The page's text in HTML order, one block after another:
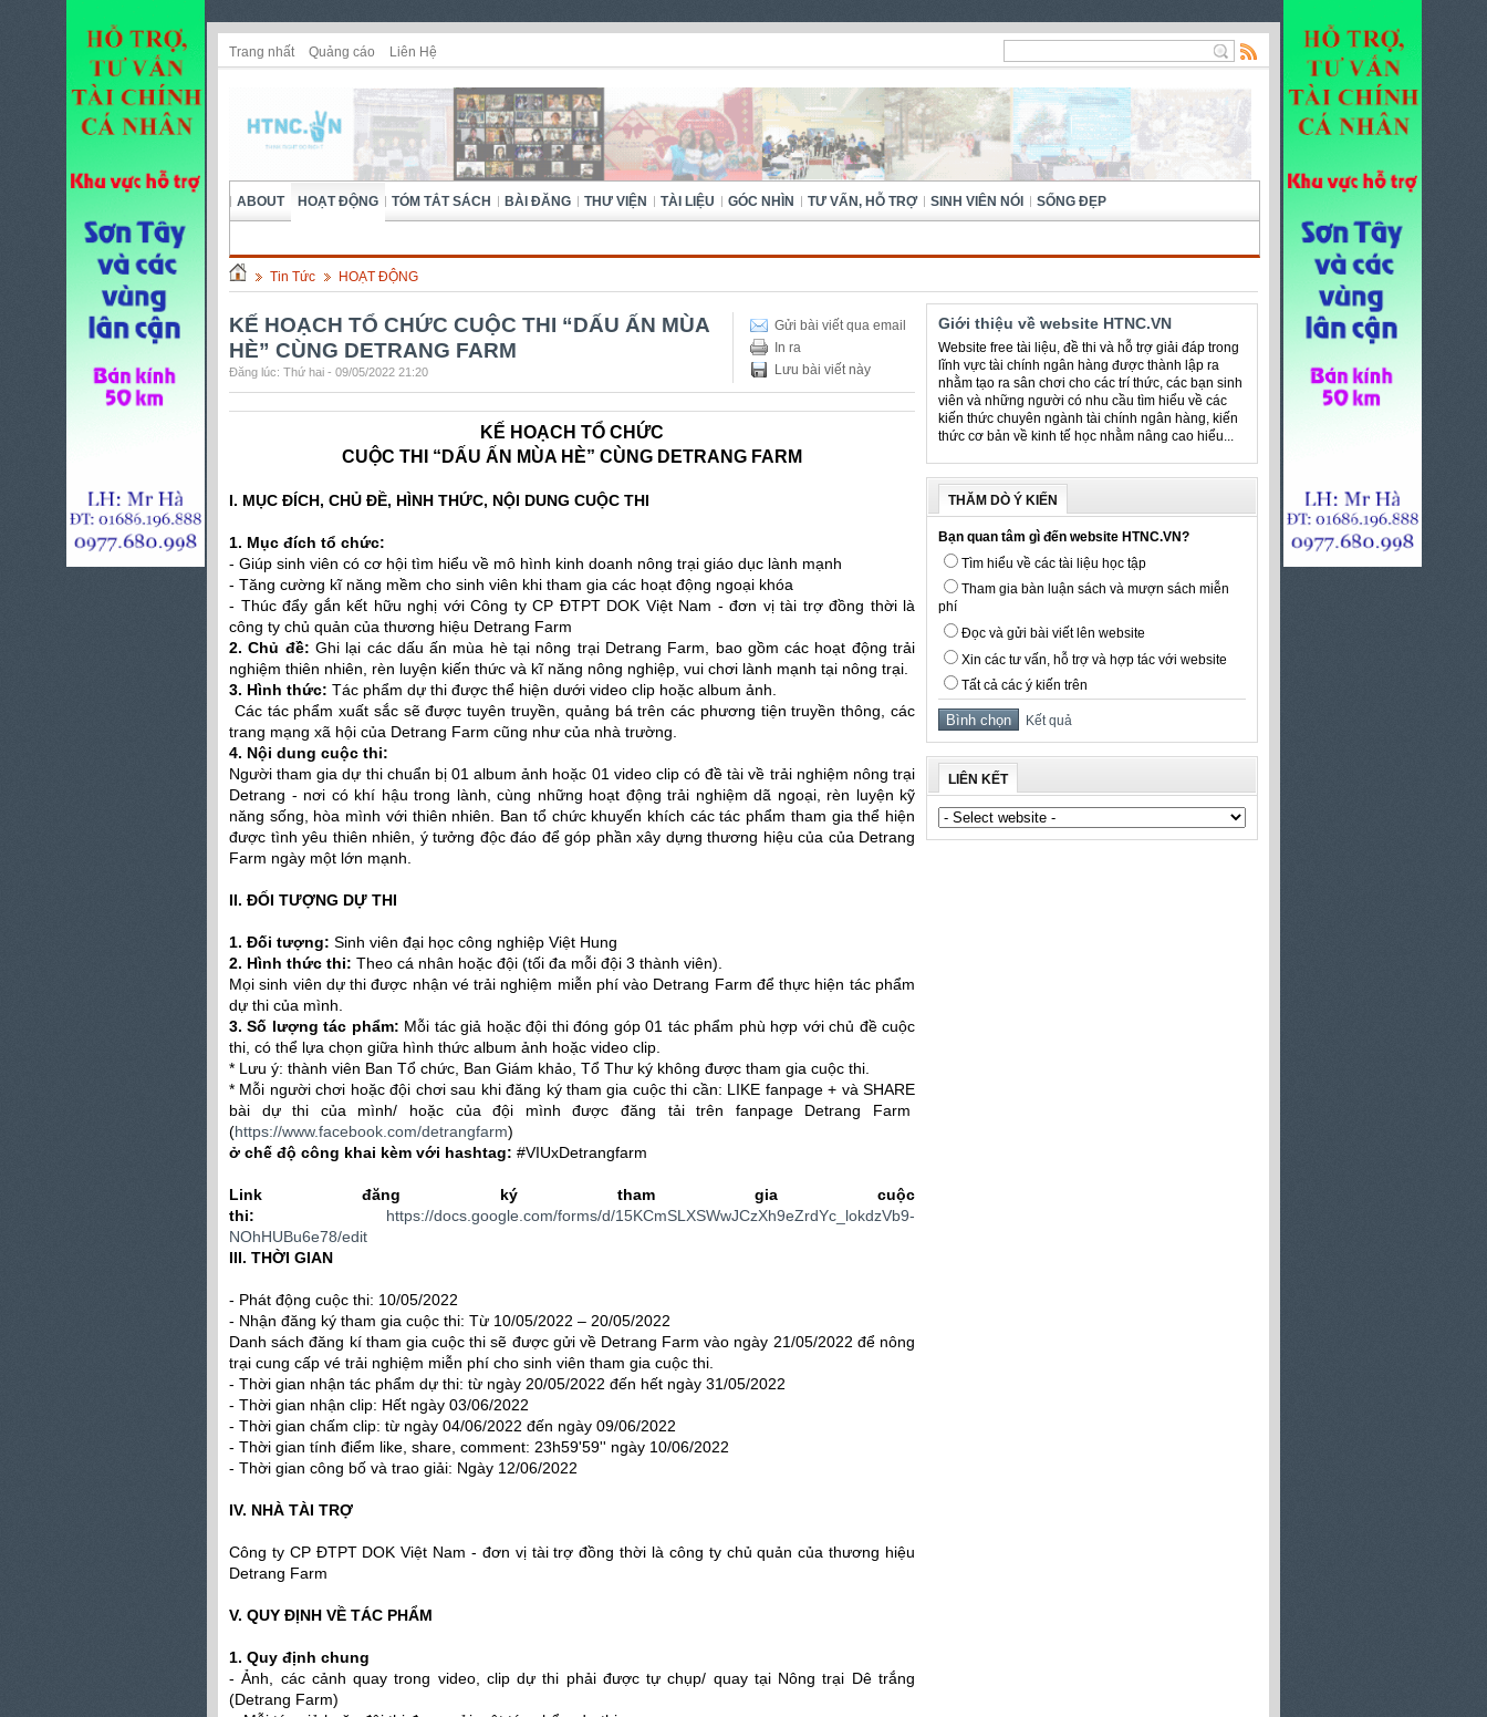
Trang nhất Quảng cáo Liên Hệ
ABOUT HOẠT ĐỘNG TÓM TẮT SÁCH BÀI ĐĂNG THƯ VIỆN TÀI LIỆU GÓC NHÌN TƯ VẤN, HỖ TRỢ SINH VIÊN NÓI SỐNG ĐẸP
Tin Tức HOẠT ĐỘNG
Gửi bài viết qua email
In ra
Lưu bài viết này
KẾ HOẠCH TỔ CHỨC CUỘC THI “DẤU ẤN MÙA
HÈ” CÙNG DETRANG FARM
Đăng lúc: Thứ hai - 09/05/2022 21:20
KẾ HOẠCH TỔ CHỨC
CUỘC THI “DẤU ẤN MÙA HÈ” CÙNG DETRANG FARM
I. MỤC ĐÍCH, CHỦ ĐỀ, HÌNH THỨC, NỘI DUNG CUỘC THI
1. Mục đích tổ chức:
- Giúp sinh viên có cơ hội tìm hiểu về mô hình kinh doanh nông trại giáo dục lành mạnh
- Tăng cường kĩ năng mềm cho sinh viên khi tham gia các hoạt động ngoại khóa
- Thúc đẩy gắn kết hữu nghị với Công ty CP ĐTPT DOK Việt Nam - đơn vị tài trợ đồng thời là
công ty chủ quản của thương hiệu Detrang Farm
2. Chủ đề: Ghi lại các dấu ấn mùa hè tại nông trại Detrang Farm, bao gồm các hoạt động trải
nghiệm thiên nhiên, rèn luyện kiến thức và kĩ năng nông nghiệp, vui chơi lành mạnh tại nông trại.
3. Hình thức: Tác phẩm dự thi được thể hiện dưới video clip hoặc album ảnh.
Các tác phẩm xuất sắc sẽ được tuyên truyền, quảng bá trên các phương tiện truyền thông, các
trang mạng xã hội của Detrang Farm cũng như của nhà trường.
4. Nội dung cuộc thi:
Người tham gia dự thi chuẩn bị 01 album ảnh hoặc 01 video clip có đề tài về trải nghiệm nông trại
Detrang - nơi có khí hậu trong lành, cùng những hoạt động trải nghiệm dã ngoại, rèn luyện kỹ
năng sống, hòa mình với thiên nhiên. Ban tổ chức khuyến khích các tác phẩm tham gia thể hiện
được tình yêu thiên nhiên, ý tưởng độc đáo để góp phần xây dựng thương hiệu của của Detrang
Farm ngày một lớn mạnh.
II. ĐỐI TƯỢNG DỰ THI
1. Đối tượng: Sinh viên đại học công nghiệp Việt Hung
2. Hình thức thi: Theo cá nhân hoặc đội (tối đa mỗi đội 3 thành viên).
Mọi sinh viên dự thi được nhận vé trải nghiệm miễn phí vào Detrang Farm để thực hiện tác phẩm
dự thi của mình.
3. Số lượng tác phẩm: Mỗi tác giả hoặc đội thi đóng góp 01 tác phẩm phù hợp với chủ đề cuộc
thi, có thể lựa chọn giữa hình thức album ảnh hoặc video clip.
* Lưu ý: thành viên Ban Tổ chức, Ban Giám khảo, Tổ Thư ký không được tham gia cuộc thi.
* Mỗi người chơi hoặc đội chơi sau khi đăng ký tham gia cuộc thi cần: LIKE fanpage + và SHARE
bài dự thi của mình/ hoặc của đội mình được đăng tải trên fanpage Detrang Farm
(https://www.facebook.com/detrangfarm)
ở chế độ công khai kèm với hashtag: #VIUxDetrangfarm
Link đăng ký tham gia cuộc
thi: https://docs.google.com/forms/d/15KCmSLXSWwJCzXh9eZrdYc_lokdzVb9-
NOhHUBu6e78/edit
III. THỜI GIAN
- Phát động cuộc thi: 10/05/2022
- Nhận đăng ký tham gia cuộc thi: Từ 10/05/2022 – 20/05/2022
Danh sách đăng kí tham gia cuộc thi sẽ được gửi về Detrang Farm vào ngày 21/05/2022 để nông
trại cung cấp vé trải nghiệm miễn phí cho sinh viên tham gia cuộc thi.
- Thời gian nhận tác phẩm dự thi: từ ngày 20/05/2022 đến hết ngày 31/05/2022
- Thời gian nhận clip: Hết ngày 03/06/2022
- Thời gian chấm clip: từ ngày 04/06/2022 đến ngày 09/06/2022
- Thời gian tính điểm like, share, comment: 23h59'59'' ngày 10/06/2022
- Thời gian công bố và trao giải: Ngày 12/06/2022
IV. NHÀ TÀI TRỢ
Công ty CP ĐTPT DOK Việt Nam - đơn vị tài trợ đồng thời là công ty chủ quản của thương hiệu
Detrang Farm
V. QUY ĐỊNH VỀ TÁC PHẨM
1. Quy định chung
- Ảnh, các cảnh quay trong video, clip dự thi phải được tự chụp/ quay tại Nông trại Dê trắng
(Detrang Farm)
Giới thiệu về website HTNC.VN
Website free tài liệu, đề thi và hỗ trợ giải đáp trong
lĩnh vực tài chính ngân hàng được thành lập ra
nhằm tạo ra sân chơi cho các trí thức, các bạn sinh
viên và những người có nhu cầu tìm hiểu về các
kiến thức chuyên ngành tài chính ngân hàng, kiến
thức cơ bản về kinh tế học nhằm nâng cao hiểu...
THĂM DÒ Ý KIẾN
Bạn quan tâm gì đến website HTNC.VN?
Tìm hiểu về các tài liệu học tập
Tham gia bàn luận sách và mượn sách miễn
phí
Đọc và gửi bài viết lên website
Xin các tư vấn, hỗ trợ và hợp tác với website
Tất cả các ý kiến trên
Kết quả
LIÊN KẾT